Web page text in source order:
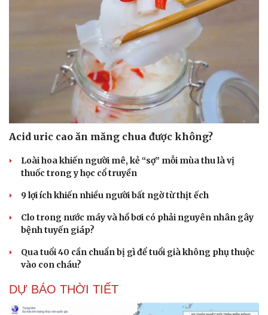
Acid uric cao ăn măng chua được không?
Loài hoa khiến người mê, kẻ “sợ” mỗi mùa thu là vị
thuốc trong y học cổ truyền
9 lợi ích khiến nhiều người bất ngờ từ thịt ếch
Clo trong nước máy và hồ bơi có phải nguyên nhân gây
bệnh tuyến giáp?
Qua tuổi 40 cần chuẩn bị gì để tuổi già không phụ thuộc
vào con cháu?
DỰ BÁO THỜI TIẾT